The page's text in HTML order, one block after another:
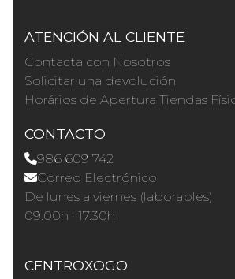
ATENCIÓN AL CLIENTE
Contacta con Nosotros
Solicitar una devolución
Horários de Apertura Tiendas
CONTACTO
986 609 742
Correo Electrónico
De lunes a viernes (laborables)
09.00h · 17.30h
CENTROXOGO